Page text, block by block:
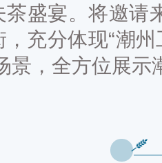
茶盛宴。将邀请
充分体现“潮
景，全方位展